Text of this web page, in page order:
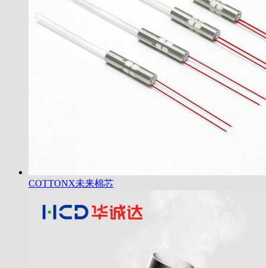
COTTONX未来棉芯